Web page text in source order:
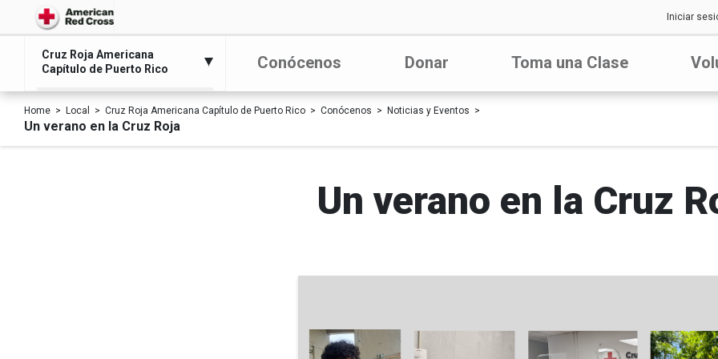
Iniciar
Cruz Roja Americana
Capítulo de Puerto Rico
Conócenos Donar Toma una Clase
Home Local Cruz Roja Americana Capítulo de Puerto Rico Conócenos Noticias y Eventos
Un verano en la Cruz Roja
Un verano en la Cruz